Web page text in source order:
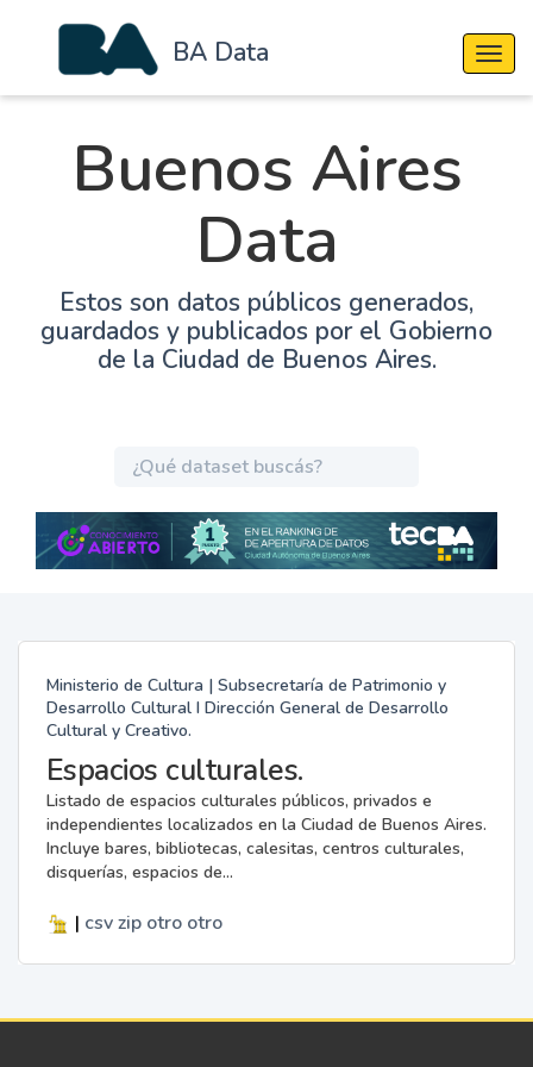
BA Data
Buenos Aires
Data
Estos son datos públicos generados,
guardados y publicados por el Gobierno
de la Ciudad de Buenos Aires.
Ministerio de Cultura | Subsecretaría de Patrimonio y
Desarrollo Cultural I Dirección General de Desarrollo
Cultural y Creativo.
Espacios culturales.
Listado de espacios culturales públicos, privados e
independientes localizados en la Ciudad de Buenos Aires.
Incluye bares, bibliotecas, calesitas, centros culturales,
disquerías, espacios de...
| csv zip otro otro